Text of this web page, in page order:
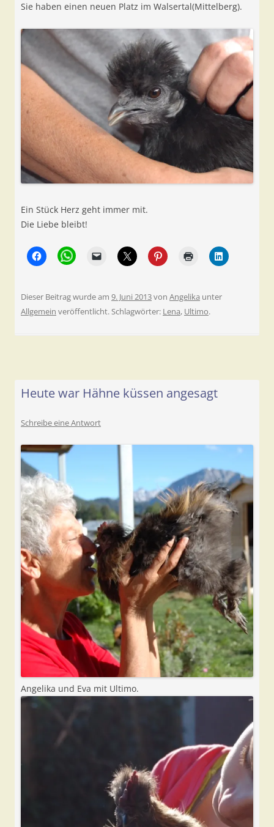
Sie haben einen neuen Platz im Walsertal(Mittelberg).
Ein Stück Herz geht immer mit.
Die Liebe bleibt!
Dieser Beitrag wurde am 9. Juni 2013von Angelika unter
Allgemein veröffentlicht. Schlagwörter: Lena, Ultimo.
Heute war Hähne küssen angesagt
Schreibe eine Antwort
Angelika und Eva mit Ultimo.